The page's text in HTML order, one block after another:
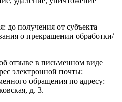
до получения от субъекта
о прекращении обработки/
отзыве в письменном виде
электронной почты:
обращения по адресу:
д. 3.